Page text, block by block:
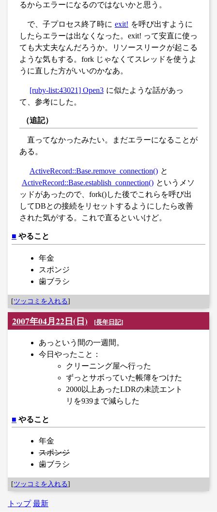
るからエラーになるのではないかと思う。
で、子プロセス終了時に exit! を呼び出すように
したらエラーは出なくなった。exit! って安直に使っ
ても大丈夫なんだろうか。リソースリークが起こる
ような気もする。fork じゃなくてスレッドを使うよ
うに直した方がいいのかなあ。
[ruby-list:43021] Open3 に似たような話があっ
て、参考にした。
（追記）
直ってなかったみたい。まだエラーになることが
ある。
ActiveRecord::Base.remove_connection() と
ActiveRecord::Base.establish_connection() というメソ
ッドがあったので、fork()した後でこれらを呼び出
してDBとの接続をリセットするようにしたら改善
された気がする。これで直るといいけど。
■ やること
年金
スポンジ
歯ブラシ
[ツッコミを入れる]
2007年04月22日(日) [長年日記]
あっという間の一週間。
今日やったこと：
クリーニング屋へ行った
ずっとサボっていた帳簿をつけた
2000以上あったLDRの未読エント
リを939まで減らした
■ やること
年金
スポンジ
歯ブラシ
[ツッコミを入れる]
トップ 最新